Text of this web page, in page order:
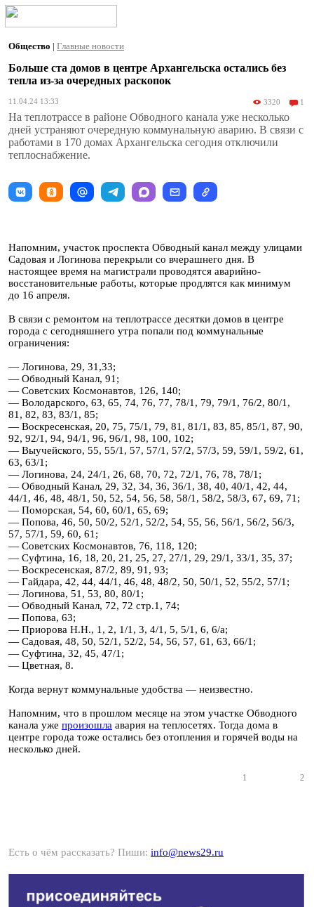
Общество | Главные новости
Больше ста домов в центре Архангельска остались без
тепла из-за очередных раскопок
11.04.24 13:33 3320 1
На теплотрассе в районе Обводного канала уже несколько
дней устраняют очередную коммунальную аварию. В связи с
работами в 170 домах Архангельска сегодня отключили
теплоснабжение.
Напомним, участок проспекта Обводный канал между улицами
Садовая и Логинова перекрыли со вчерашнего дня. В
настоящее время на магистрали проводятся аварийно-
восстановительные работы, которые продлятся как минимум
до 16 апреля.
В связи с ремонтом на теплотрассе десятки домов в центре
города с сегодняшнего утра попали под коммунальные
ограничения:
— Логинова, 29, 31,33;
— Обводный Канал, 91;
— Советских Космонавтов, 126, 140;
— Володарского, 63, 65, 74, 76, 77, 78/1, 79, 79/1, 76/2, 80/1,
81, 82, 83, 83/1, 85;
— Воскресенская, 20, 75, 75/1, 79, 81, 81/1, 83, 85, 85/1, 87, 90,
92, 92/1, 94, 94/1, 96, 96/1, 98, 100, 102;
— Выучейского, 55, 55/1, 57, 57/1, 57/2, 57/3, 59, 59/1, 59/2, 61,
63, 63/1;
— Логинова, 24, 24/1, 26, 68, 70, 72, 72/1, 76, 78, 78/1;
— Обводный Канал, 29, 32, 34, 36, 36/1, 38, 40, 40/1, 42, 44,
44/1, 46, 48, 48/1, 50, 52, 54, 56, 58, 58/1, 58/2, 58/3, 67, 69, 71;
— Поморская, 54, 60, 60/1, 65, 69;
— Попова, 46, 50, 50/2, 52/1, 52/2, 54, 55, 56, 56/1, 56/2, 56/3,
57, 57/1, 59, 60, 61;
— Советских Космонавтов, 76, 118, 120;
— Суфтина, 16, 18, 20, 21, 25, 27, 27/1, 29, 29/1, 33/1, 35, 37;
— Воскресенская, 87/2, 89, 91, 93;
— Гайдара, 42, 44, 44/1, 46, 48, 48/2, 50, 50/1, 52, 55/2, 57/1;
— Логинова, 51, 53, 80, 80/1;
— Обводный Канал, 72, 72 стр.1, 74;
— Попова, 63;
— Приорова Н.Н., 1, 2, 1/1, 3, 4/1, 5, 5/1, 6, 6/а;
— Садовая, 48, 50, 52/1, 52/2, 54, 56, 57, 61, 63, 66/1;
— Суфтина, 32, 45, 47/1;
— Цветная, 8.
Когда вернут коммунальные удобства — неизвестно.
Напомним, что в прошлом месяце на этом участке Обводного
канала уже произошла авария на теплосетях. Тогда дома в
центре города тоже остались без отопления и горячей воды на
несколько дней.
1 2
Есть о чём рассказать? Пиши: info@news29.ru